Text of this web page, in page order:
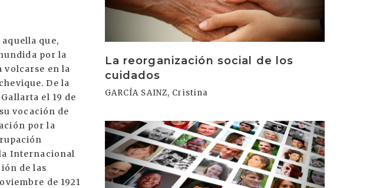
que,
por la
volcarse en la
De la
el 19 de
vocación de
por la
Internacional
de las
de 1921
La reorganización social de los
cuidados
GARCÍA SAINZ, Cristina
Irakurri